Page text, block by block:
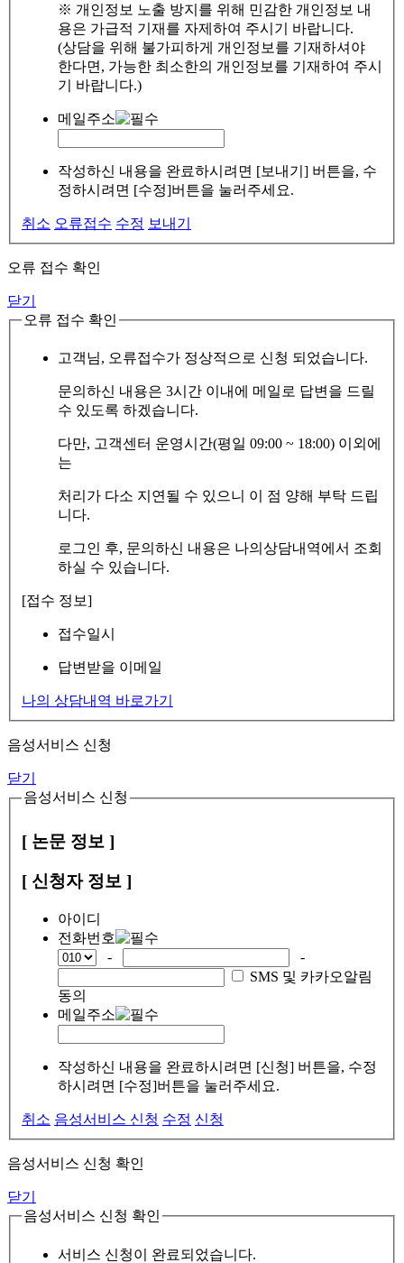
※ 개인정보 노출 방지를 위해 민감한 개인정보 내
용은 가급적 기재를 자제하여 주시기 바랍니다.
(상담을 위해 불가피하게 개인정보를 기재하셔야
한다면, 가능한 최소한의 개인정보를 기재하여 주시
기 바랍니다.)
메일주소
작성하신 내용을 완료하시려면 [보내기] 버튼을, 수
정하시려면 [수정]버튼을 눌러주세요.
취소 오류접수 수정 보내기
오류 접수 확인
닫기
오류 접수 확인
고객님, 오류접수가 정상적으로 신청 되었습니다.
문의하신 내용은 3시간 이내에 메일로 답변을 드릴
수 있도록 하겠습니다.
다만, 고객센터 운영시간(평일 09:00 ~ 18:00) 이외에
는
처리가 다소 지연될 수 있으니 이 점 양해 부탁 드립
니다.
로그인 후, 문의하신 내용은 나의상담내역에서 조회
하실 수 있습니다.
[접수 정보]
접수일시
답변받을 이메일
나의 상담내역 바로가기
음성서비스 신청
닫기
음성서비스 신청
[ 논문 정보 ]
[ 신청자 정보 ]
아이디
전화번호
-
-
SMS 및 카카오알림
동의
메일주소
작성하신 내용을 완료하시려면 [신청] 버튼을, 수정
하시려면 [수정]버튼을 눌러주세요.
취소 음성서비스 신청 수정 신청
음성서비스 신청 확인
닫기
음성서비스 신청 확인
서비스 신청이 완료되었습니다.